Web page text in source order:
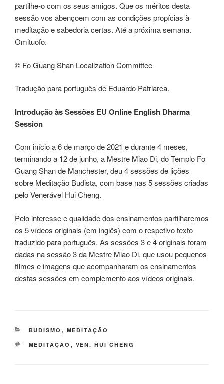
partilhe-o com os seus amigos. Que os méritos desta
sessão vos abençoem com as condições propícias à
meditação e sabedoria certas. Até a próxima semana.
Omituofo.
©️ Fo Guang Shan Localization Committee
Tradução para português de Eduardo Patriarca.
Introdução às Sessões EU Online English Dharma
Session
Com início a 6 de março de 2021 e durante 4 meses,
terminando a 12 de junho, a Mestre Miao Di, do Templo Fo
Guang Shan de Manchester, deu 4 sessões de lições
sobre Meditação Budista, com base nas 5 sessões criadas
pelo Venerável Hui Cheng.
Pelo interesse e qualidade dos ensinamentos partilharemos
os 5 vídeos originais (em inglês) com o respetivo texto
traduzido para português. As sessões 3 e 4 originais foram
dadas na sessão 3 da Mestre Miao Di, que usou pequenos
filmes e imagens que acompanharam os ensinamentos
destas sessões em complemento aos vídeos originais.
BUDISMO , MEDITAÇÃO
MEDITAÇÃO , VEN. HUI CHENG